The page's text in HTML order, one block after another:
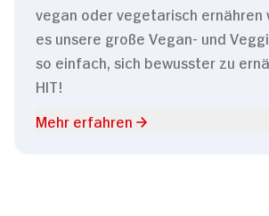
vegan oder vegetarisch ernähren
es unsere große Vegan- und
so einfach, sich bewusster zu
HIT!
Mehr erfahren